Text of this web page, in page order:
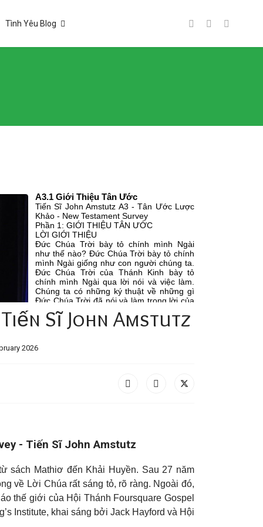
Tình Yêu Blog
Sĩ John Amstutz
2026
- Tiến Sĩ John Amstutz
sách Mathiơ đến Khải Huyền. Sau 27 năm
về Lời Chúa rất sáng tỏ, rõ ràng. Ngoài đó,
thế giới của Hội Thánh Foursquare Gospel
Institute, khai sáng bởi Jack Hayford và Hội